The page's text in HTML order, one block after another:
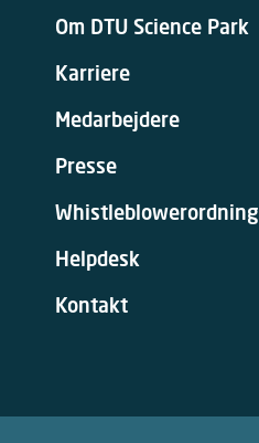
Om DTU Science Park
Karriere
Medarbejdere
Presse
Whistleblowerordning
Helpdesk
Kontakt